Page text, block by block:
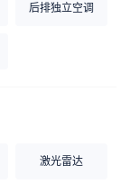
后排独立空调
激光雷达